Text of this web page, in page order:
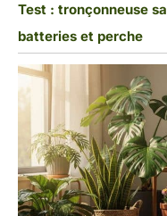
Test : tronçonneuse
batteries et perche